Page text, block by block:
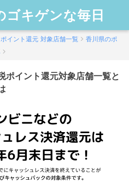
ゴキゲンな毎日
イント還元 対象店舗一覧
香川県のポ
ポイント還元対象店舗一覧と